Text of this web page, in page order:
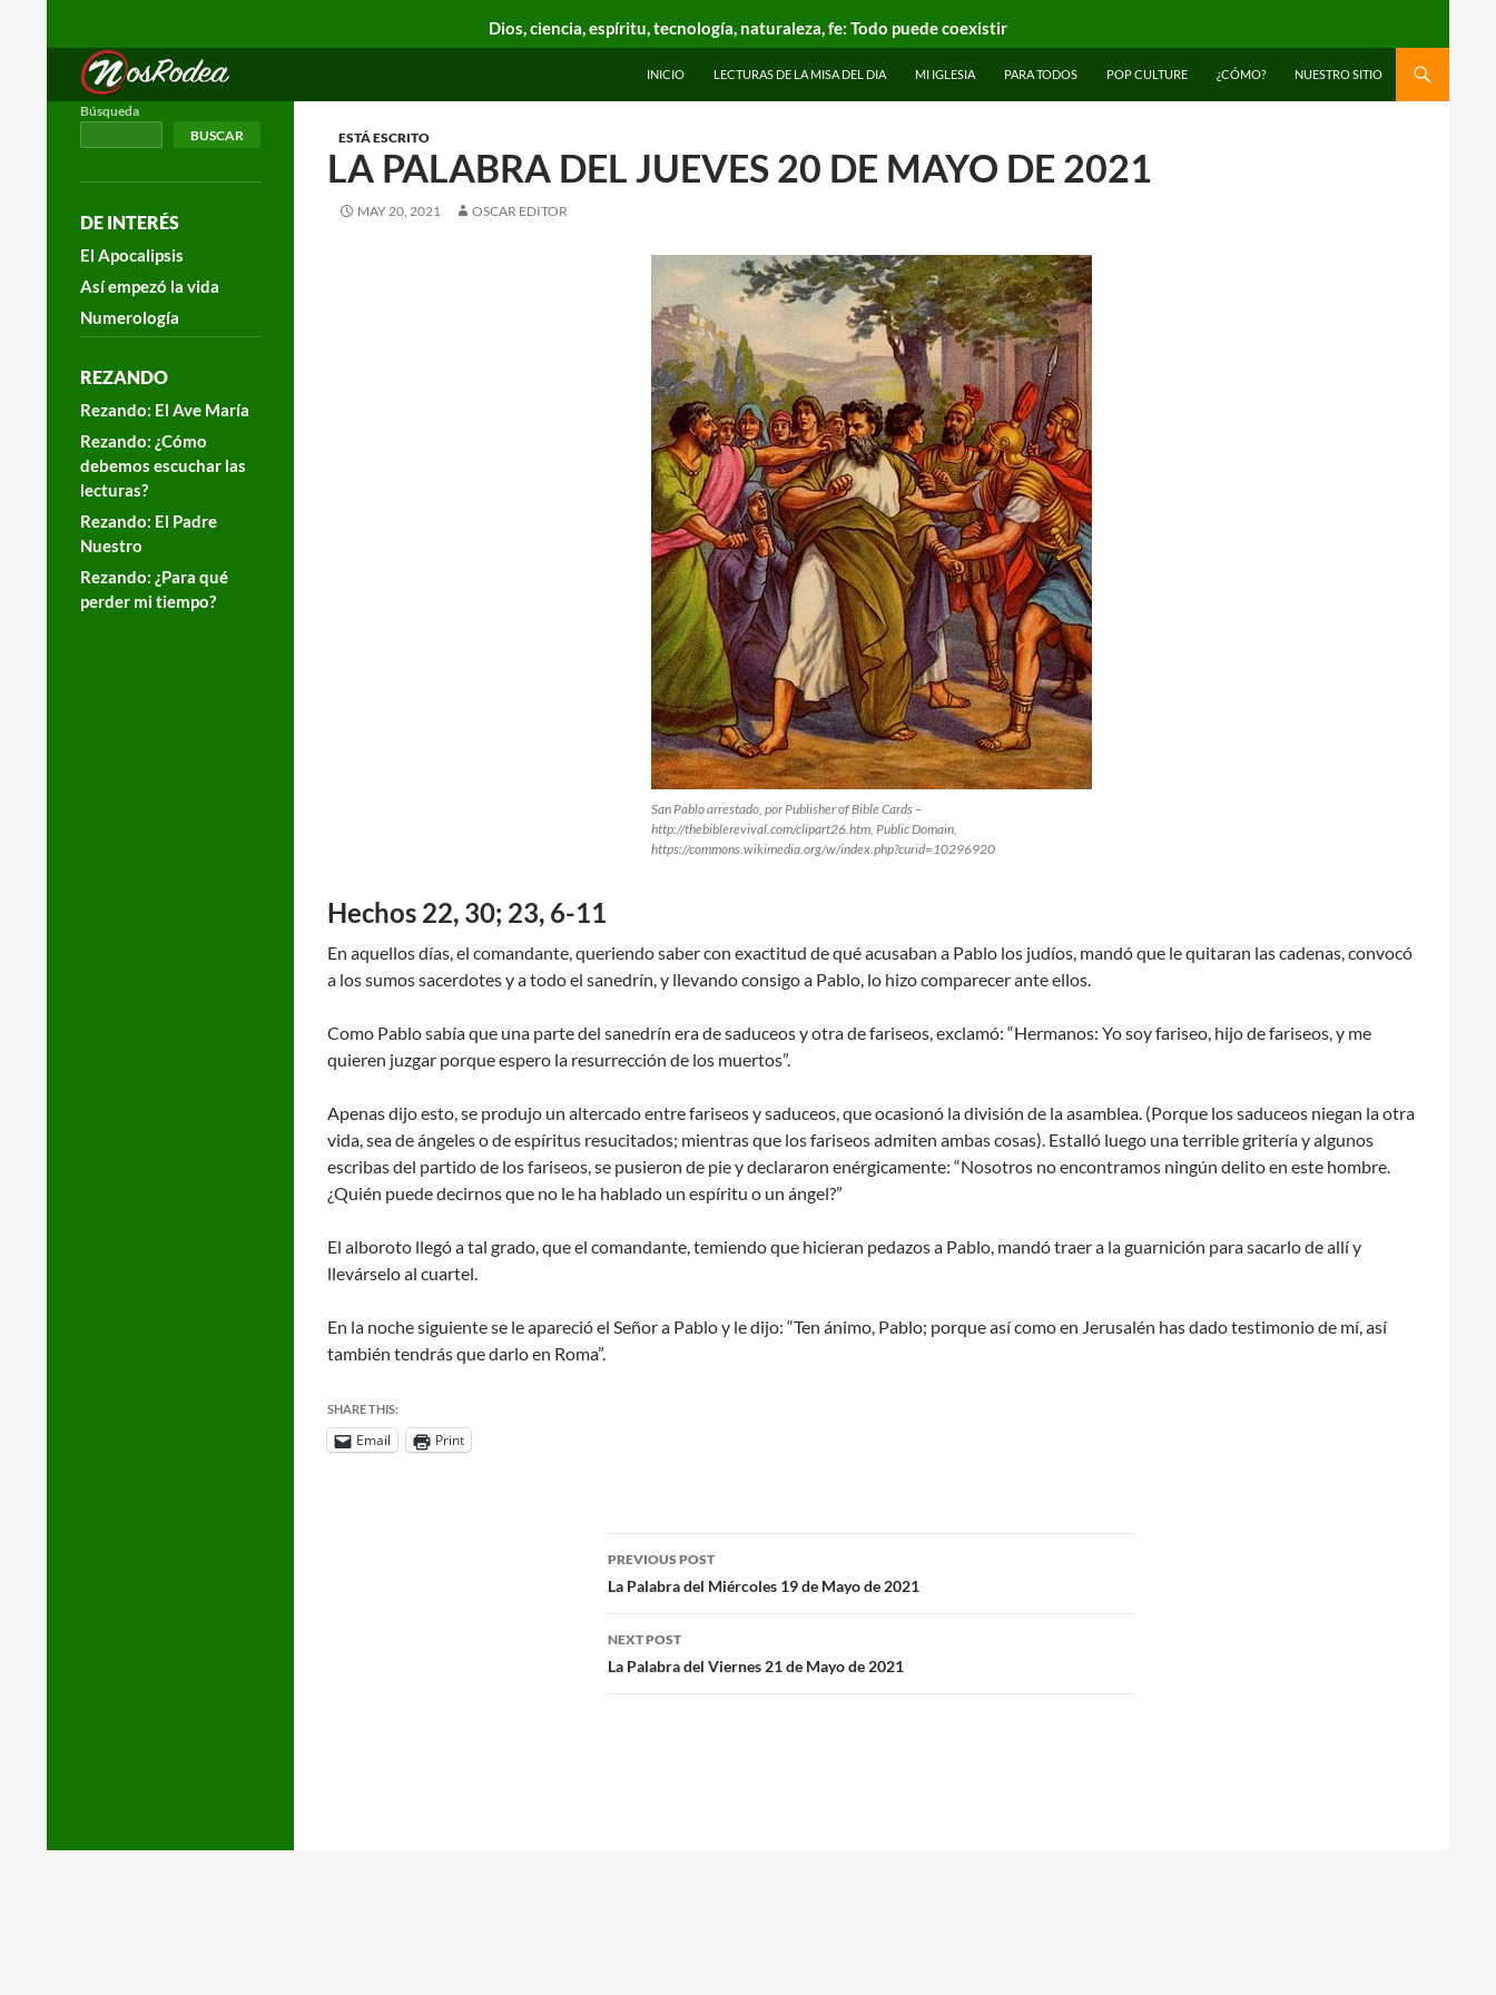
Dios, ciencia, espíritu, tecnología, naturaleza, fe: Todo puede coexistir
Nos Rodea
Search
INICIO LECTURAS DE LA MISA DEL DIA MI IGLESIA PARA TODOS POP CULTURE ¿CÓMO? NUESTRO SITIO
ESTÁ ESCRITO
LA PALABRA DEL JUEVES 20 DE MAYO DE 2021
MAY 20, 2021 OSCAR EDITOR
San Pablo arrestado, por Publisher of Bible Cards –
http://thebiblerevival.com/clipart26.htm, Public Domain,
https://commons.wikimedia.org/w/index.php?curid=10296920
Hechos 22, 30; 23, 6-11
En aquellos días, el comandante, queriendo saber con exactitud de qué acusaban a Pablo los judíos, mandó que le quitaran las cadenas, convocó
a los sumos sacerdotes y a todo el sanedrín, y llevando consigo a Pablo, lo hizo comparecer ante ellos.
Como Pablo sabía que una parte del sanedrín era de saduceos y otra de fariseos, exclamó: “Hermanos: Yo soy fariseo, hijo de fariseos, y me
quieren juzgar porque espero la resurrección de los muertos”.
Apenas dijo esto, se produjo un altercado entre fariseos y saduceos, que ocasionó la división de la asamblea. (Porque los saduceos niegan la otra
vida, sea de ángeles o de espíritus resucitados; mientras que los fariseos admiten ambas cosas). Estalló luego una terrible gritería y algunos
escribas del partido de los fariseos, se pusieron de pie y declararon enérgicamente: “Nosotros no encontramos ningún delito en este hombre.
¿Quién puede decirnos que no le ha hablado un espíritu o un ángel?”
El alboroto llegó a tal grado, que el comandante, temiendo que hicieran pedazos a Pablo, mandó traer a la guarnición para sacarlo de allí y
llevárselo al cuartel.
En la noche siguiente se le apareció el Señor a Pablo y le dijo: “Ten ánimo, Pablo; porque así como en Jerusalén has dado testimonio de mí, así
también tendrás que darlo en Roma”.
SHARE THIS:
Email Print
PREVIOUS POST
La Palabra del Miércoles 19 de Mayo de 2021
NEXT POST
La Palabra del Viernes 21 de Mayo de 2021
Búsqueda
BUSCAR
DE INTERÉS
El Apocalipsis
Así empezó la vida
Numerología
REZANDO
Rezando: El Ave María
Rezando: ¿Cómo
debemos escuchar las
lecturas?
Rezando: El Padre
Nuestro
Rezando: ¿Para qué
perder mi tiempo?